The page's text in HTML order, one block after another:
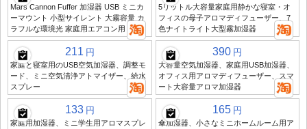
Mars Cannon Fuffer 加湿器 USB ミニカ
ーマウント 小型サイレント 大霧容量 カ
ラフルな環境光 家庭用エアコン用
5リットル大容量家庭用静かな寝室・オ
フィスの母子アロマディフューザー、7
色ナイトライト大型霧加湿器
211 円
家庭と寝室用のUSB空気加湿器、調整モ
ード、ミニ空気清浄アトマイザー、給水
スプレー
390 円
大容量空気加湿器、家庭用USB加湿器、
オフィス用アロマディフューザー、スマ
ート大容量アロマ加湿器
133 円
家庭用加湿器、ミニ学生用アロマスプレ
165 円
傘加湿器、小さなミニホームルーム用ア